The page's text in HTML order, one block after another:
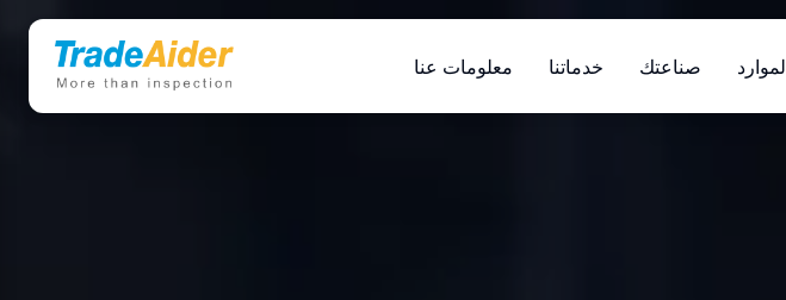
معلومات عنا خدماتنا صناعتك